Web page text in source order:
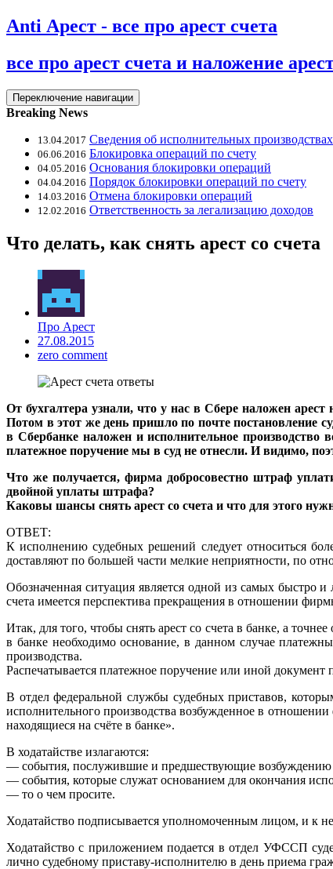
Anti Арест - все про арест счета
все про арест счета и наложение
Переключение навигации
Breaking News
13.04.2017 Сведения об исполнительных производствах
06.06.2016 Блокировка операций по счету
04.05.2016 Основания блокировки операций
04.04.2016 Порядок блокировки операций по счету
14.03.2016 Отмена блокировки операций
12.02.2016 Ответственность за легализацию доходов
Что делать, как снять арест со счета
Про Арест
27.08.2015
zero comment
От бухгалтера узнали, что у нас в Сбере наложен
Потом в этот же день пришло по почте постановление
в Сбербанке наложен и исполнительное
платежное поручение мы в суд не отнесли. И видимо,
Что же получается, фирма добросовестно штраф
двойной уплаты штрафа?
Каковы шансы снять арест со счета и что для этого
ОТВЕТ:
К исполнению судебных решений следует относиться
доставляют по большей части мелкие неприятности, по
Обозначенная ситуация является одной из самых быстро
счета имеется перспектива прекращения в отношении
Итак, для того, чтобы снять арест со счета в банке, а
в банке необходимо основание, в данном случае
производства.
Распечатывается платежное поручение или иной
В отдел федеральной службы судебных приставов,
исполнительного производства возбужденное в
находящиеся на счёте в банке».
В ходатайстве излагаются:
— события, послужившие и предшествующие возбуждению
— события, которые служат основанием для окончания
— то о чем просите.
Ходатайство подписывается уполномоченным лицом, и к
Ходатайство с приложением подается в отдел УФССП
лично судебному приставу-исполнителю в день приема